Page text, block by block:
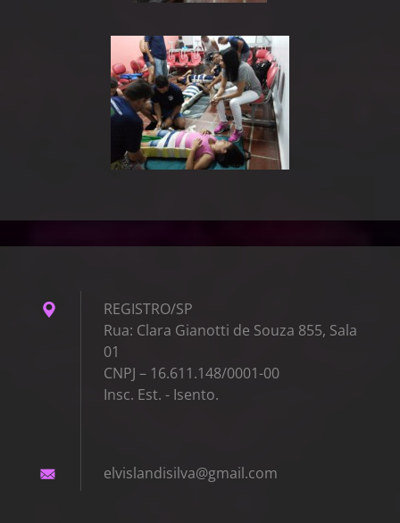
REGISTRO/SP
Rua: Clara Gianotti de Souza 855, Sala
01
CNPJ – 16.611.148/0001-00
Insc. Est. - Isento.
elvislandisilva@gmail.com